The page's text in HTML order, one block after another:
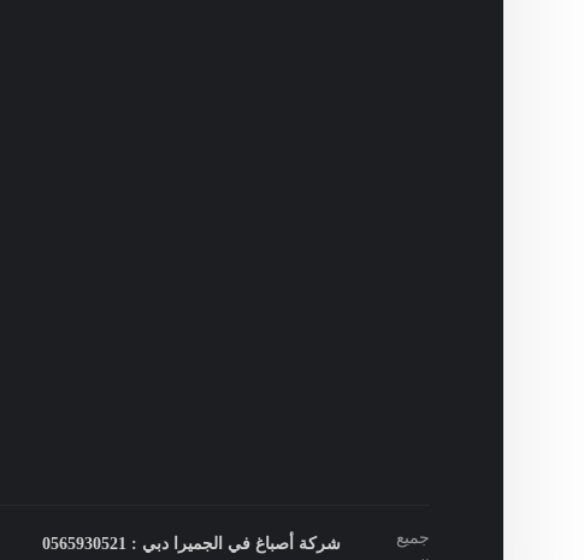
جميع
شركة أصباغ في الجميرا دبي : 0565930521